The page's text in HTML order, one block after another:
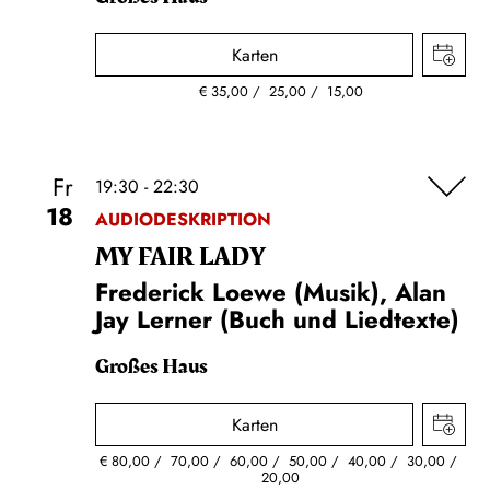
Karten
€ 35,00 25,00 15,00
Fr
18
19:30 - 22:30
AUDIODESKRIPTION
MY FAIR LADY
Frederick Loewe (Musik), Alan
Jay Lerner (Buch und Liedtexte)
Großes Haus
Karten
€80,00 70,00 60,00 50,00 40,00 30,00
20,00